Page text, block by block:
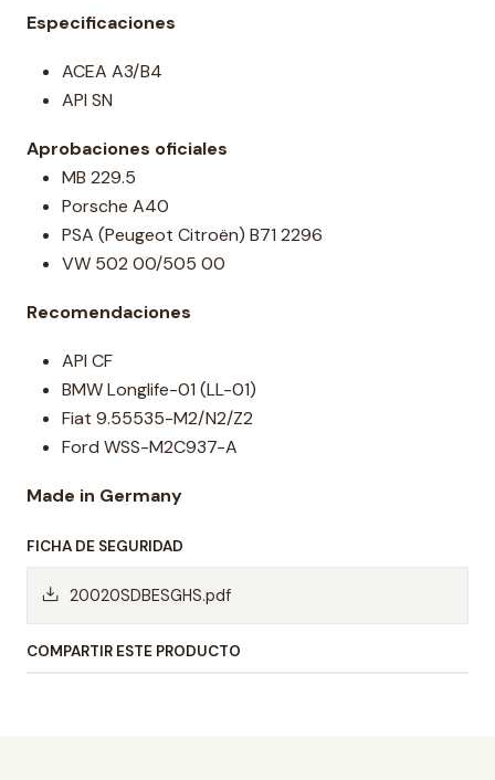
Especificaciones
ACEA A3/B4
API SN
Aprobaciones oficiales
MB 229.5
Porsche A40
PSA (Peugeot Citroën) B71 2296
VW 502 00/505 00
Recomendaciones
API CF
BMW Longlife-01 (LL-01)
Fiat 9.55535-M2/N2/Z2
Ford WSS-M2C937-A
Made in Germany
FICHA DE SEGURIDAD
20020SDBESGHS.pdf
COMPARTIR ESTE PRODUCTO